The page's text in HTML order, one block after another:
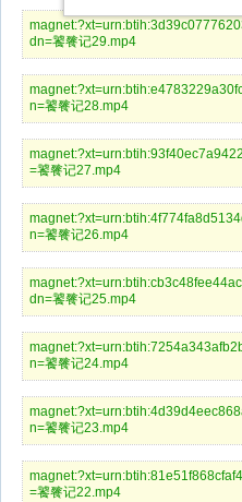
dn=饕餮记29.mp4
n=饕餮记28.mp4
=饕餮记27.mp4
n=饕餮记26.mp4
dn=饕餮记25.mp4
n=饕餮记24.mp4
n=饕餮记23.mp4
=饕餮记22.mp4